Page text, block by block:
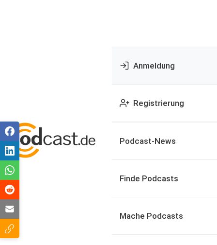
Anmeldung
Registrierung
Podcast-News
Finde Podcasts
Mache Podcasts